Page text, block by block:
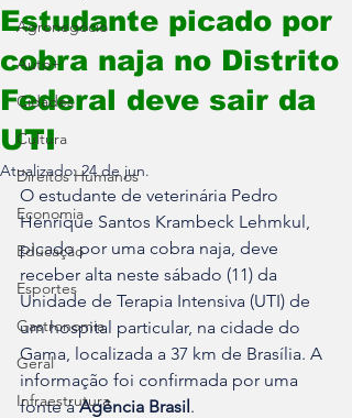
Agronegócio
Auto+
Cidades
Cultura
Direitos Humanos
Economia
Educação
Esportes
Gastronomia
Geral
Infraestrutura
Estudante picado por
cobra naja no Distrito
Federal deve sair da
UTI
Atualizado:24 de jun.
O estudante de veterinária Pedro
Henrique Santos Krambeck Lehmkul,
picado por uma cobra naja, deve
receber alta neste sábado (11) da
Unidade de Terapia Intensiva (UTI) de
um hospital particular, na cidade do
Gama, localizada a 37 km de Brasília. A
informação foi confirmada por uma
fonte à Agência Brasil.